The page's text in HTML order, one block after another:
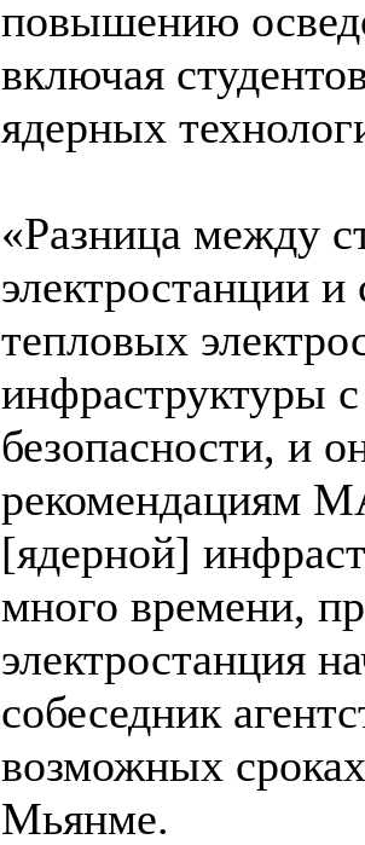
повышению
включая
ядерных
«Разница между
электростанции и
тепловых
инфраструктуры
безопасности, и
рекомендациям
[ядерной]
много времени,
электростанция
собеседник
возможных
Мьянме.